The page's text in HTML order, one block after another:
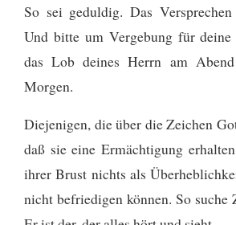
So sei geduldig. Das
Und bitte um Vergebung für deine
das Lob deines Herrn am
Morgen.
Diejenigen, die über die Zeichen
daß sie eine Ermächtigung
ihrer Brust nichts als
nicht befriedigen können. So